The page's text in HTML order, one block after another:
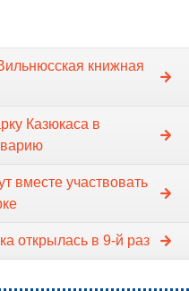
книжная
Казюкаса в
вместе участвовать
открылась в 9-й раз